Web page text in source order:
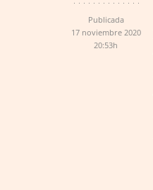
Publicada
17 noviembre 2020
20:53h